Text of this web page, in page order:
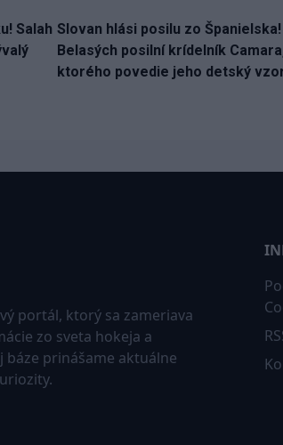
Salah Slovan hlási posilu zo Španielska!
Belasých posilní krídelník
ktorého povedie jeho detský
portál, ktorý sa zameriava
zo sveta hokeja a
prinášame aktuálne